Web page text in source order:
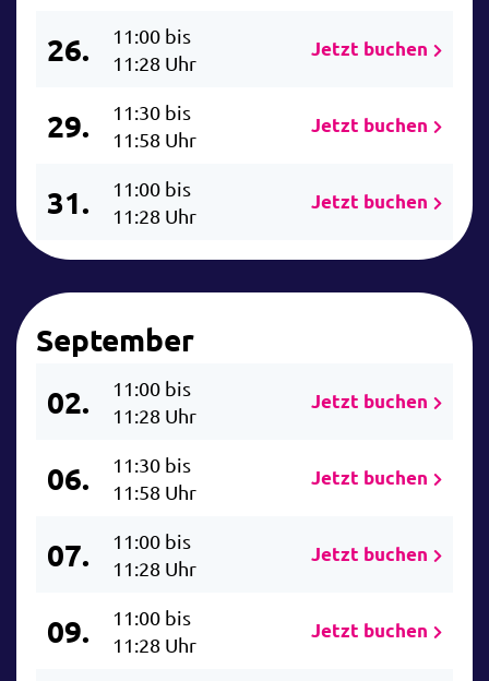
26.
11:00 bis
11:28 Uhr
Jetzt buchen
29.
11:30 bis
11:58 Uhr
Jetzt buchen
31.
11:00 bis
11:28 Uhr
Jetzt buchen
September
02.
11:00 bis
11:28 Uhr
Jetzt buchen
06.
11:30 bis
11:58 Uhr
Jetzt buchen
07.
11:00 bis
11:28 Uhr
Jetzt buchen
09.
11:00 bis
11:28 Uhr
Jetzt buchen